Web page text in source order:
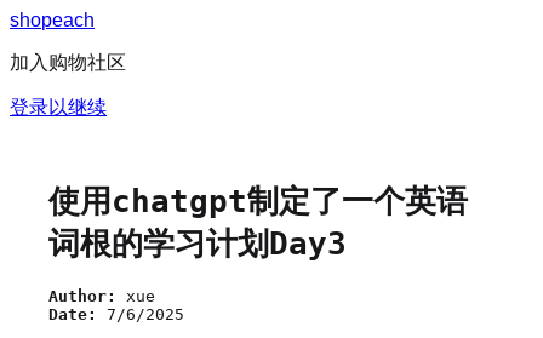
shopeach
加入购物社区
登录以继续
使用chatgpt制定了一个英语
词根的学习计划Day3
Author:
xue
Date:
7/6/2025